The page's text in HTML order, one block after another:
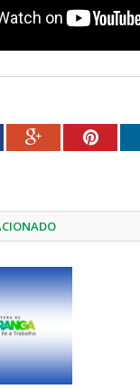
Google+